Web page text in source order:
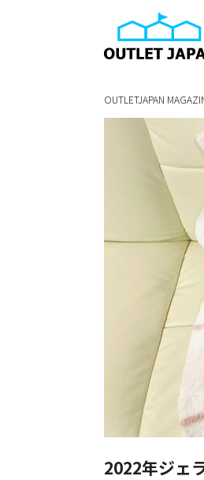
OUTLETJAPAN
2022年ジェ